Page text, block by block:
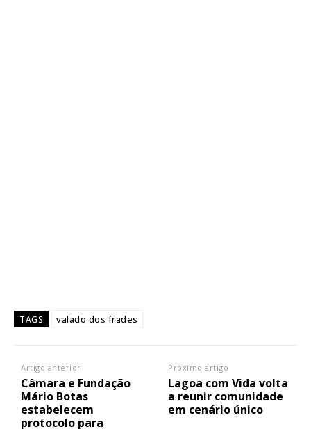
TAGS valado dos frades
Artigo anterior
Câmara e Fundação
Mário Botas
estabelecem
protocolo para
Próximo artigo
Lagoa com Vida volta
a reunir comunidade
em cenário único